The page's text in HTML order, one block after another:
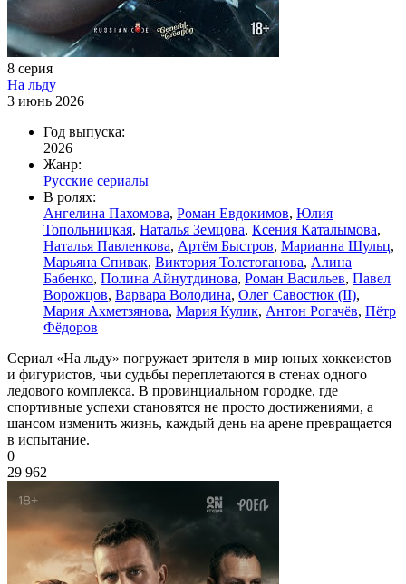
8 серия
На льду
3 июнь 2026
Год выпуска:
2026
Жанр:
Русские сериалы
В ролях:
Ангелина Пахомова, Роман Евдокимов, Юлия
Топольницкая, Наталья Земцова, Ксения Каталымова,
Наталья Павленкова, Артём Быстров, Марианна Шульц,
Марьяна Спивак, Виктория Толстоганова, Алина
Бабенко, Полина Айнутдинова, Роман Васильев, Павел
Ворожцов, Варвара Володина, Олег Савостюк (II),
Мария Ахметзянова, Мария Кулик, Антон Рогачёв, Пётр
Фёдоров
Сериал «На льду» погружает зрителя в мир юных хоккеистов
и фигуристов, чьи судьбы переплетаются в стенах одного
ледового комплекса. В провинциальном городке, где
спортивные успехи становятся не просто достижениями, а
шансом изменить жизнь, каждый день на арене превращается
в испытание.
0
29 962